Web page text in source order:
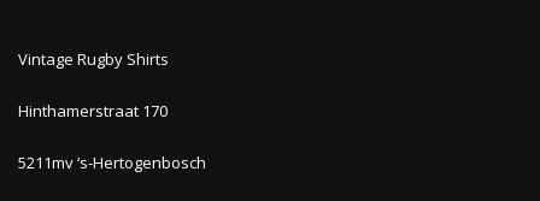
Vintage Rugby Shirts
Hinthamerstraat 170
5211mv ‘s-Hertogenbosch